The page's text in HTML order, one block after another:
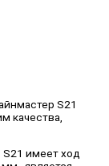
S21
качества,
S21 имеет ход